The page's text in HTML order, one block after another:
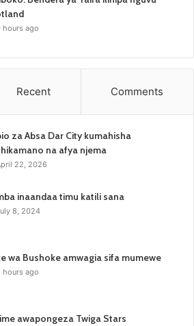
hours ago
Recent Comments
za Absa Dar City kumahisha
na afya njema
22, 2026
inaandaa timu katili sana
8, 2024
wa Bushoke amwagia sifa mumewe
hours ago
awapongeza Twiga Stars